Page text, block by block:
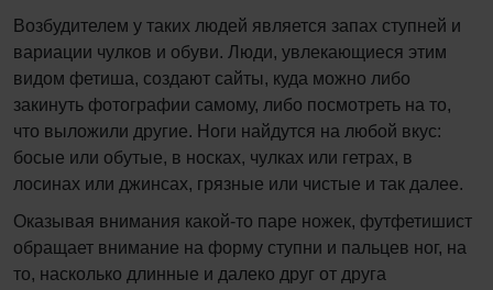
Возбудителем у таких людей является запах ступней и
вариации чулков и обуви. Люди, увлекающиеся этим
видом фетиша, создают сайты, куда можно либо
закинуть фотографии самому, либо посмотреть на то,
что выложили другие. Ноги найдутся на любой вкус:
босые или обутые, в носках, чулках или гетрах, в
лосинах или джинсах, грязные или чистые и так далее.
Оказывая внимания какой-то паре ножек, футфетишист
обращает внимание на форму ступни и пальцев ног, на
то, насколько длинные и далеко друг от друга